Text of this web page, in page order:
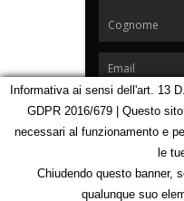
Homepage Notizie
Informativa ai sensi dell'art. 13
GDPR 2016/679 | Questo
necessari al funzionamento e
le
Chiudendo questo banner,
qualunque suo